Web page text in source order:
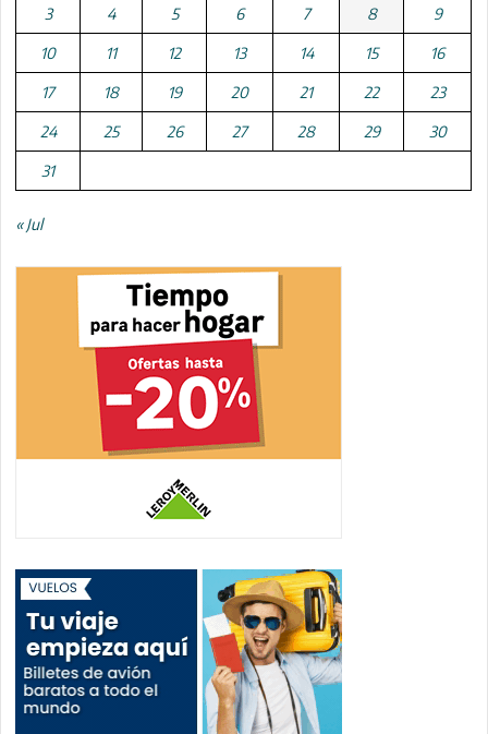
3 4 5 6 7 8 9
10 11 12 13 14 15 16
17 18 19 20 21 22 23
24 25 26 27 28 29 30
31
« Jul